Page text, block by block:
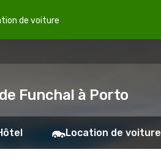
de voiture
Funchal à Porto
Location de voiture